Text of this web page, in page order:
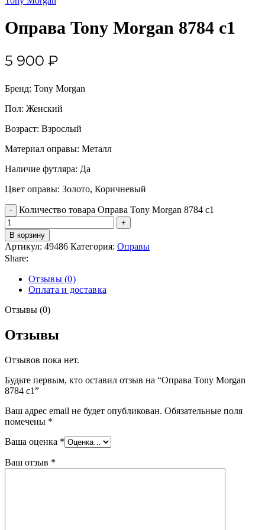
Оправа Tony Morgan 8784 c1
5 900 ₽
Бренд: Tony Morgan
Пол: Женский
Возраст: Взрослый
Материал оправы: Металл
Наличие футляра: Да
Цвет оправы: Золото, Коричневый
Количество товара Оправа Tony Morgan 8784 c1
В корзину
Артикул: 49486 Категория: Оправы
Share:
Отзывы (0)
Оплата и доставка
Отзывы (0)
Отзывы
Отзывов пока нет.
Будьте первым, кто оставил отзыв на “Оправа Tony Morgan
8784 c1”
Ваш адрес email не будет опубликован. Обязательные поля
помечены *
Ваша оценка *
Ваш отзыв *